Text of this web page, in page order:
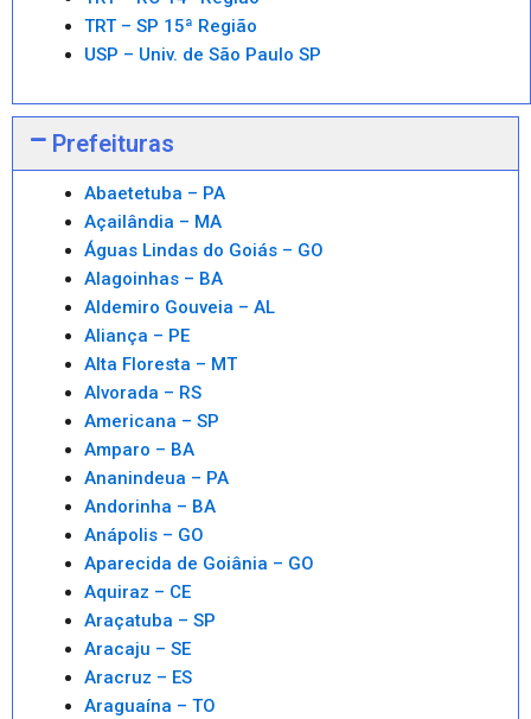
TRT – SP 15ª Região
USP – Univ. de São Paulo SP
Prefeituras
Abaetetuba – PA
Açailândia – MA
Águas Lindas do Goiás – GO
Alagoinhas – BA
Aldemiro Gouveia – AL
Aliança – PE
Alta Floresta – MT
Alvorada – RS
Americana – SP
Amparo – BA
Ananindeua – PA
Andorinha – BA
Anápolis – GO
Aparecida de Goiânia – GO
Aquiraz – CE
Araçatuba – SP
Aracaju – SE
Aracruz – ES
Araguaína – TO